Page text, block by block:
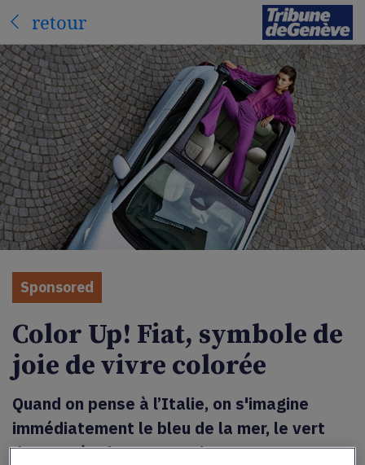
retour
Sponsored
Color Up! Fiat, symbole de
joie de vivre colorée
Quand on pense à l’Italie, on s'imagine
immédiatement le bleu de la mer, le vert
des cyprès de Toscane, le rouge